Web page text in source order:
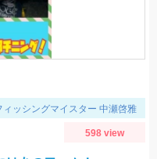
ッシングマイスター 中瀬啓雅
598 view